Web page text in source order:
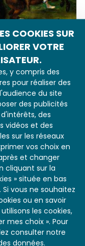
COOKIES SUR
VOTRE
y compris des
pour réaliser des
du site
des publicités
des
vidéos et des
sur les réseaux
vos choix en
et changer
cliquant sur la
» située en bas
vous ne souhaitez
ou en savoir
les cookies,
mes choix ». Pour
consulter notre
données.
couronné par
1748études
de
majeures de la
dessins,
affiches,
un